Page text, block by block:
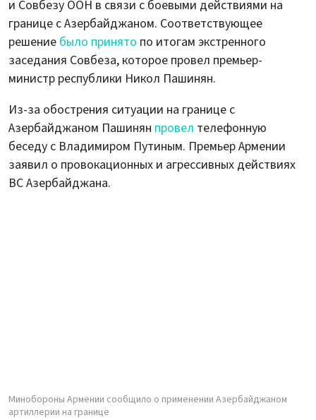
и Совбезу ООН в связи с боевыми действиями на
границе с Азербайджаном. Соответствующее
решение было принято по итогам экстренного
заседания Совбеза, которое провел премьер-
министр республики Никол Пашинян.
Из-за обострения ситуации на границе с
Азербайджаном Пашинян провел телефонную
беседу с Владимиром Путиным. Премьер Армении
заявил о провокационных и агрессивных действиях
ВС Азербайджана.
Минобороны Армении сообщило о применении Азербайджаном
артиллерии на границе